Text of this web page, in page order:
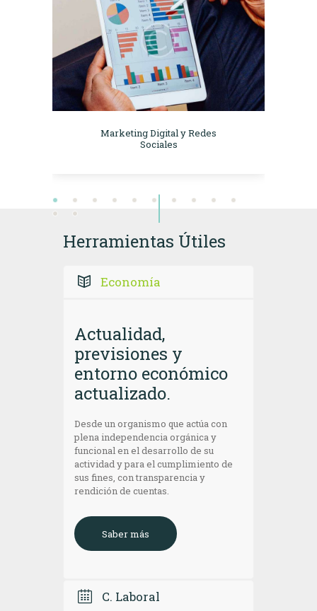
Marketing Digital y Redes
Sociales
Herramientas Útiles
Economía
Actualidad,
previsiones y
entorno económico
actualizado.
Desde un organismo que actúa con
plena independencia orgánica y
funcional en el desarrollo de su
actividad y para el cumplimiento de
sus fines, con transparencia y
rendición de cuentas.
Saber más
C. Laboral